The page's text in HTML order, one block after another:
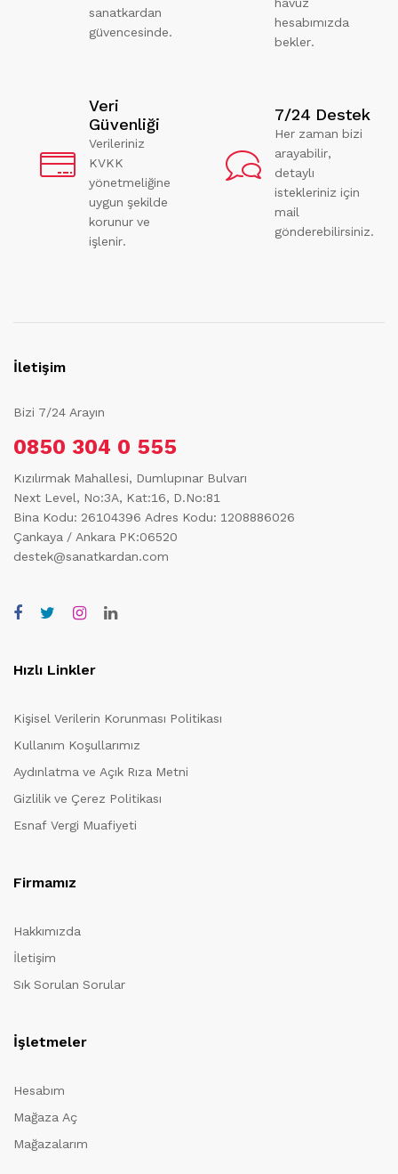
sanatkardan
güvencesinde.
hesabımızda
bekler.
Veri
Güvenliği
Verileriniz
KVKK
yönetmeliğine
uygun şekilde
korunur ve
işlenir.
7/24 Destek
Her zaman bizi
arayabilir,
detaylı
istekleriniz için
mail
gönderebilirsiniz.
İletişim
Bizi 7/24 Arayın
0850 304 0 555
Kızılırmak Mahallesi, Dumlupınar Bulvarı
Next Level, No:3A, Kat:16, D.No:81
Bina Kodu: 26104396 Adres Kodu: 1208886026
Çankaya / Ankara PK:06520
destek@sanatkardan.com
Hızlı Linkler
Kişisel Verilerin Korunması Politikası
Kullanım Koşullarımız
Aydınlatma ve Açık Rıza Metni
Gizlilik ve Çerez Politikası
Esnaf Vergi Muafiyeti
Firmamız
Hakkımızda
İletişim
Sık Sorulan Sorular
İşletmeler
Hesabım
Mağaza Aç
Mağazalarım